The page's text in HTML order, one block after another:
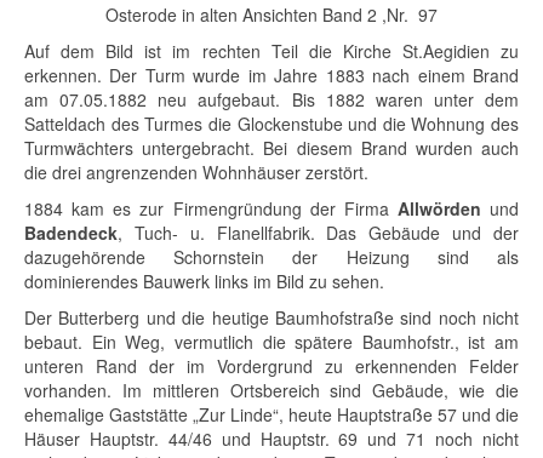
Osterode in alten Ansichten Band 2 ,Nr. 97
Auf dem Bild ist im rechten Teil die Kirche St.Aegidien zu
erkennen. Der Turm wurde im Jahre 1883 nach einem Brand
am 07.05.1882 neu aufgebaut. Bis 1882 waren unter dem
Satteldach des Turmes die Glockenstube und die Wohnung des
Turmwächters untergebracht. Bei diesem Brand wurden auch
die drei angrenzenden Wohnhäuser zerstört.
1884 kam es zur Firmengründung der Firma Allwörden und
Badendeck, Tuch- u. Flanellfabrik. Das Gebäude und der
dazugehörende Schornstein der Heizung sind als
dominierendes Bauwerk links im Bild zu sehen.
Der Butterberg und die heutige Baumhofstraße sind noch nicht
bebaut. Ein Weg, vermutlich die spätere Baumhofstr., ist am
unteren Rand der im Vordergrund zu erkennenden Felder
vorhanden. Im mittleren Ortsbereich sind Gebäude, wie die
ehemalige Gaststätte „Zur Linde“, heute Hauptstraße 57 und die
Häuser Hauptstr. 44/46 und Hauptstr. 69 und 71 noch nicht